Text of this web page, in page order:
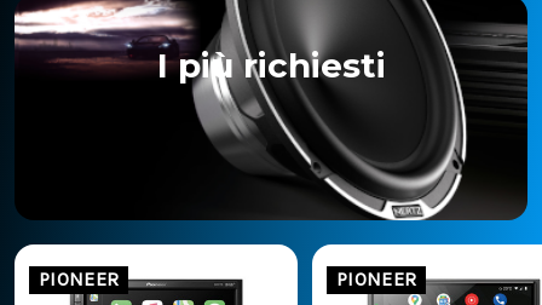
I più richiesti
PIONEER PIONEER